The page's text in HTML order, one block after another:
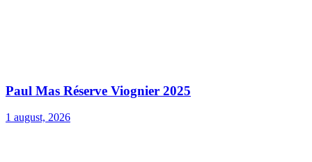
Paul Mas Réserve Viognier 2025
1 august, 2026